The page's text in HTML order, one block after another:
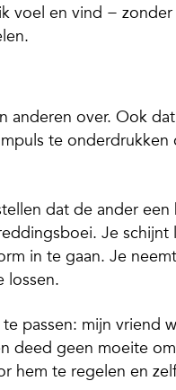
voel en vind −
anderen over. Ook
te onderdrukken
dat de ander
Je schijnt
in te gaan. Je
lossen.
passen: mijn vriend
deed geen moeite
hem te regelen en